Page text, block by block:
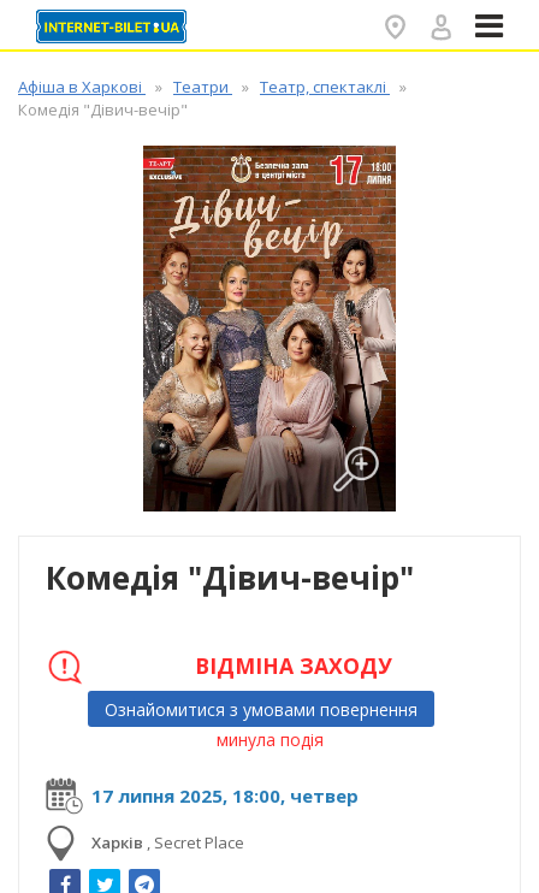
Афіша в Харкові Театри
Театр, спектаклі
Комедія "Дівич-вечір"
Комедія "Дівич-вечір"
17 липня 2025, 18:00, четвер
Харків , Secret Place
ВІДМІНА ЗАХОДУ
Ознайомитися з умовами повернення
минула подія